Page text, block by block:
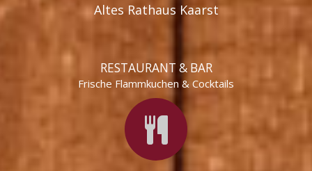
Altes Rathaus Kaarst
RESTAURANT & BAR
Frische Flammkuchen & Cocktails